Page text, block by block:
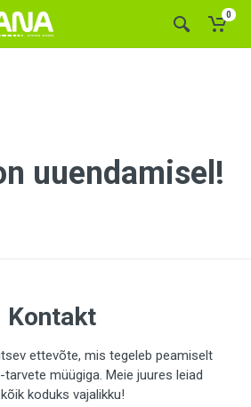
0
uuendamisel!
Kontakt
ettevõte, mis tegeleb peamiselt
müügiga. Meie juures leiad
koduks vajalikku!